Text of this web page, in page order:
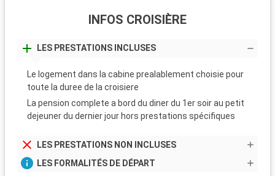
INFOS CROISIÈRE
LES PRESTATIONS INCLUSES
Le logement dans la cabine prealablement choisie pour
toute la duree de la croisiere
La pension complete a bord du diner du 1er soir au petit
dejeuner du dernier jour hors prestations spécifiques
LES PRESTATIONS NON INCLUSES
LES FORMALITÉS DE DÉPART